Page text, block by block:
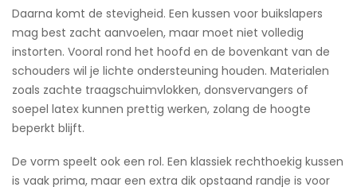
Daarna komt de stevigheid. Een kussen voor buikslapers
mag best zacht aanvoelen, maar moet niet volledig
instorten. Vooral rond het hoofd en de bovenkant van de
schouders wil je lichte ondersteuning houden. Materialen
zoals zachte traagschuimvlokken, donsvervangers of
soepel latex kunnen prettig werken, zolang de hoogte
beperkt blijft.
De vorm speelt ook een rol. Een klassiek rechthoekig kussen
is vaak prima, maar een extra dik opstaand randje is voor